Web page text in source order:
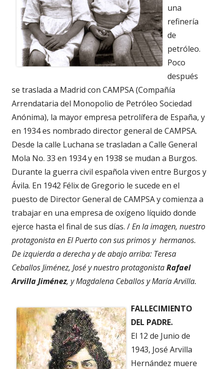
una
refinería
de
petróleo.
Poco
después
se traslada a Madrid con CAMPSA (Compañía
Arrendataria del Monopolio de Petróleo Sociedad
Anónima), la mayor empresa petrolífera de España, y
en 1934 es nombrado director general de CAMPSA.
Desde la calle Luchana se trasladan a Calle General
Mola No. 33 en 1934 y en 1938 se mudan a Burgos.
Durante la guerra civil española viven entre Burgos y
Ávila. En 1942 Félix de Gregorio le sucede en el
puesto de Director General de CAMPSA y comienza a
trabajar en una empresa de oxígeno líquido donde
ejerce hasta el final de sus días. /En la imagen, nuestro
protagonista en El Puerto con sus primos y hermanos.
De izquierda a derecha y de abajo arriba: Teresa
Ceballos Jiménez, José y nuestro protagonistaRafael
Arvilla Jiménez, y Magdalena Ceballos y María Arvilla.
FALLECIMIENTO
DEL PADRE.
El 12 de Junio de
1943, José Arvilla
Hernández muere